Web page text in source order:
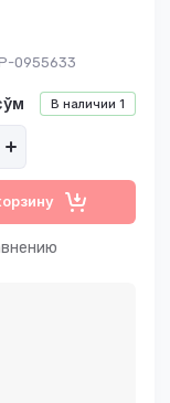
0955633
В наличии 1